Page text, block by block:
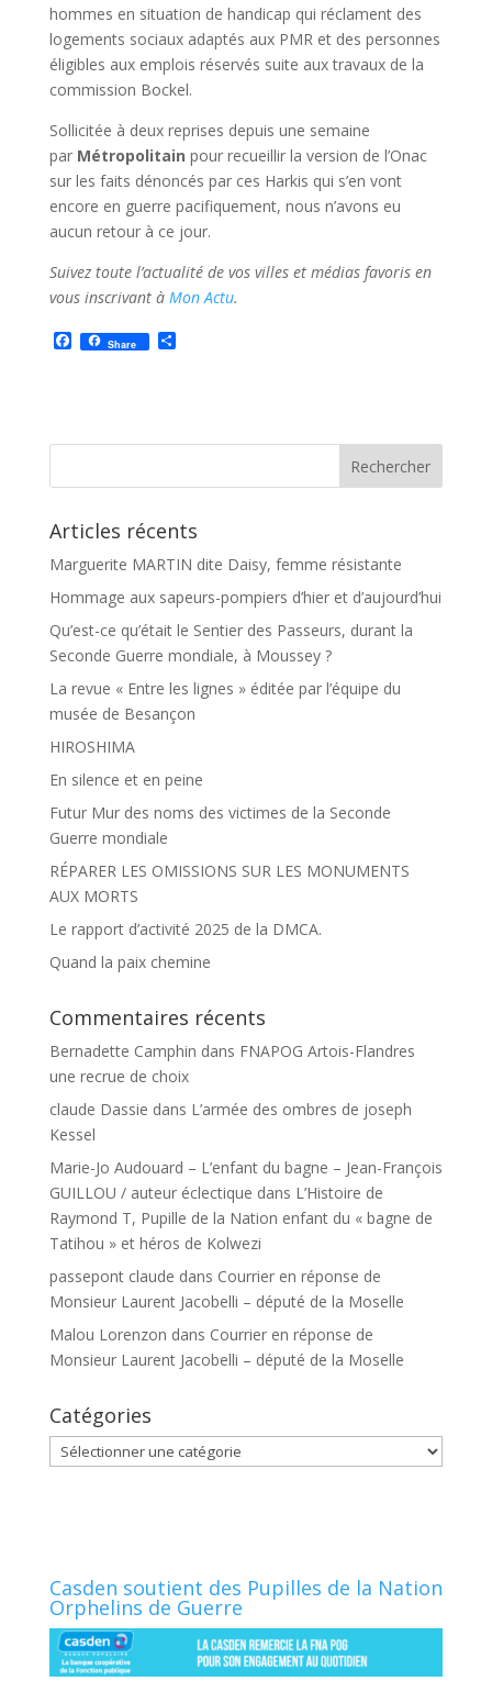
hommes en situation de handicap qui réclament des
logements sociaux adaptés aux PMR et des personnes
éligibles aux emplois réservés suite aux travaux de la
commission Bockel.
Sollicitée à deux reprises depuis une semaine
par Métropolitain pour recueillir la version de l’Onac
sur les faits dénoncés par ces Harkis qui s’en vont
encore en guerre pacifiquement, nous n’avons eu
aucun retour à ce jour.
Suivez toute l’actualité de vos villes et médias favoris en
vous inscrivant à Mon Actu.
F
a
o
Share P
e
Articles récents
Marguerite MARTIN dite Daisy, femme résistante
Hommage aux sapeurs-pompiers d’hier et d’aujourd’hui
Qu’est-ce qu’était le Sentier des Passeurs, durant la
Seconde Guerre mondiale, à Moussey ?
La revue « Entre les lignes » éditée par l’équipe du
musée de Besançon
HIROSHIMA
En silence et en peine
Futur Mur des noms des victimes de la Seconde
Guerre mondiale
RÉPARER LES OMISSIONS SUR LES MONUMENTS
AUX MORTS
Le rapport d’activité 2025 de la DMCA.
Quand la paix chemine
Commentaires récents
Bernadette Camphin dans FNAPOG Artois-Flandres
une recrue de choix
claude Dassie dans L’armée des ombres de joseph
Kessel
Marie-Jo Audouard – L’enfant du bagne – Jean-François
GUILLOU / auteur éclectique dans L’Histoire de
Raymond T, Pupille de la Nation enfant du « bagne de
Tatihou » et héros de Kolwezi
passepont claude dans Courrier en réponse de
Monsieur Laurent Jacobelli – député de la Moselle
Malou Lorenzon dans Courrier en réponse de
Monsieur Laurent Jacobelli – député de la Moselle
Catégories
Catégories
Casden soutient des Pupilles de la Nation
Orphelins de Guerre